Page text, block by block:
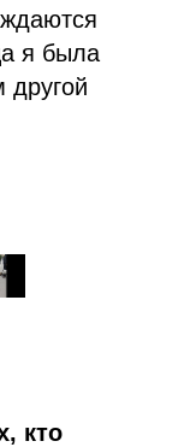
я была
другой
кто